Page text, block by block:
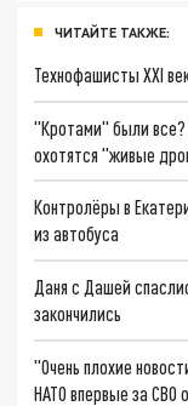
ЧИТАЙТЕ ТАКЖЕ:
Технофашисты XXI
"Кротами" были все?
охотятся "живые
Контролёры в
из автобуса
Даня с Дашей
закончились
"Очень плохие
НАТО впервые за СВО